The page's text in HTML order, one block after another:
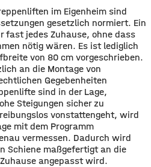
im Eigenheim sind
gesetzlich normiert. Ein
fast jedes Zuhause, ohne dass
nötig wären. Es ist lediglich
von 80 cm vorgeschrieben.
an die Montage von
Gegebenheiten
sind in der Lage,
Steigungen sicher zu
vonstattengeht, wird
mit dem Programm
vermessen. Dadurch wird
Schiene maßgefertigt an die
angepasst wird.